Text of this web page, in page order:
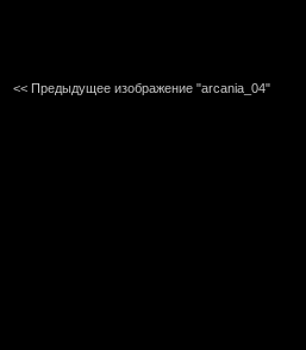
<< Предыдущее изображение "arcania_04"